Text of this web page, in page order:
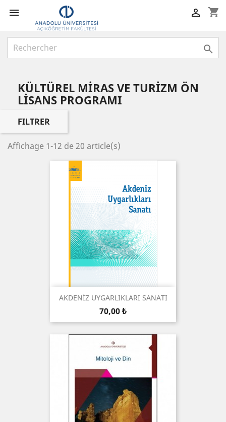
 shopping_cart


KÜLTÜREL MİRAS VE TURİZM ÖN
LİSANS PROGRAMI
FILTRER
Affichage 1-12 de 20 article(s)
AKDENİZ UYGARLIKLARI SANATI
Prix
70,00 ₺